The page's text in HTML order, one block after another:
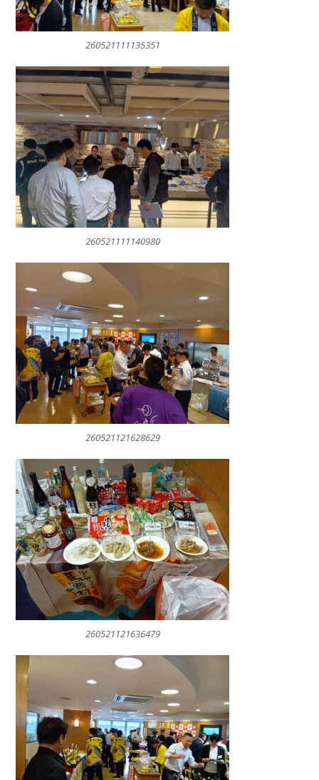
260521111135351
260521111140980
260521121628629
260521121636479